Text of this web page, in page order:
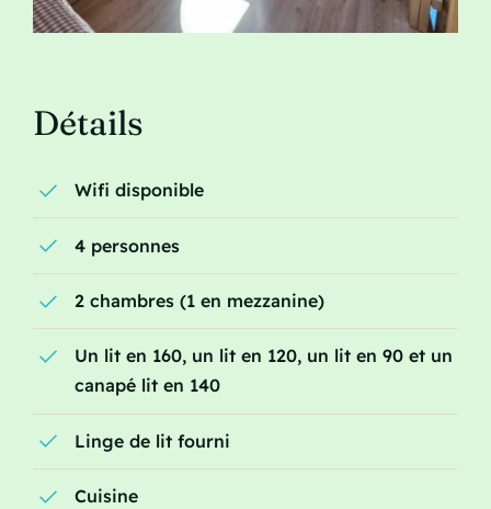
Détails
Wifi disponible
4 personnes
2 chambres (1 en mezzanine)
Un lit en 160, un lit en 120, un lit en 90 et un
canapé lit en 140
Linge de lit fourni
Cuisine